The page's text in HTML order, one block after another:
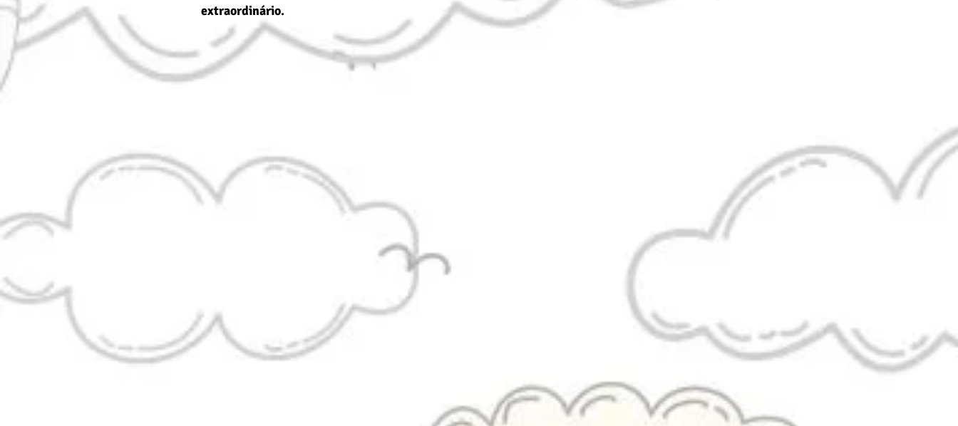
extraordinário.